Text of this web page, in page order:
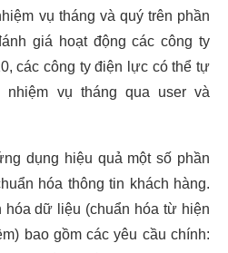
vụ tháng và quý trên phần
giá hoạt động các công ty
các công ty điện lực có thể tự
nhiệm vụ tháng qua user và
dụng hiệu quả một số phần
hóa thông tin khách hàng.
hóa dữ liệu (chuẩn hóa từ hiện
bao gồm các yêu cầu chính: